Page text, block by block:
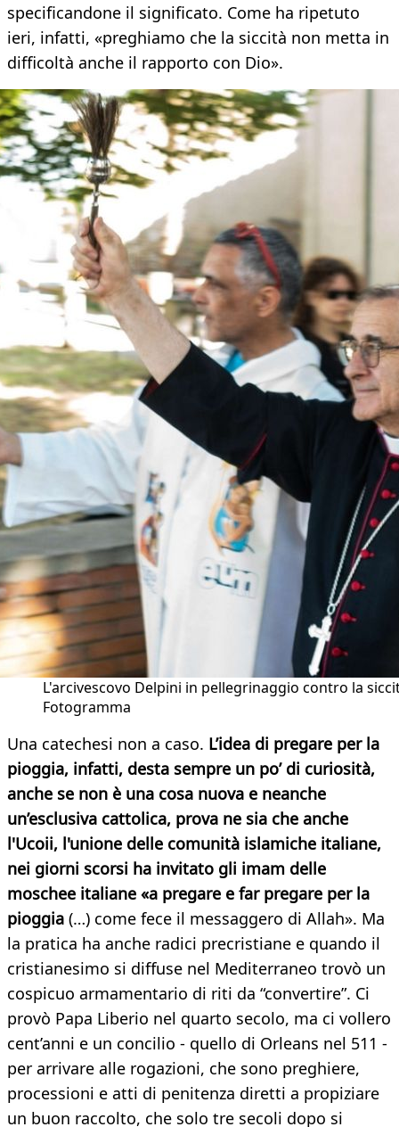
specificandone il significato. Come ha ripetuto
ieri, infatti, «preghiamo che la siccità non metta in
difficoltà anche il rapporto con Dio».
L'arcivescovo Delpini in pellegrinaggio contro la
Fotogramma
Una catechesi non a caso. L’idea di pregare per la
pioggia, infatti, desta sempre un po’ di curiosità,
anche se non è una cosa nuova e neanche
un’esclusiva cattolica, prova ne sia che anche
l'Ucoii, l'unione delle comunità islamiche italiane,
nei giorni scorsi ha invitato gli imam delle
moschee italiane «a pregare e far pregare per la
pioggia (…) come fece il messaggero di Allah». Ma
la pratica ha anche radici precristiane e quando il
cristianesimo si diffuse nel Mediterraneo trovò un
cospicuo armamentario di riti da “convertire”. Ci
provò Papa Liberio nel quarto secolo, ma ci vollero
cent’anni e un concilio - quello di Orleans nel 511 -
per arrivare alle rogazioni, che sono preghiere,
processioni e atti di penitenza diretti a propiziare
un buon raccolto, che solo tre secoli dopo si